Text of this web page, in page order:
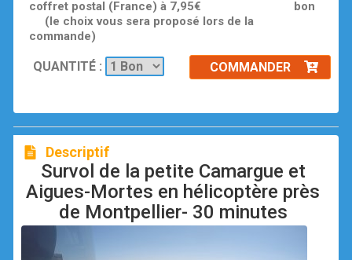
coffret postal (France) à 7,95€
(le choix vous sera proposé lors de la
commande)
bon
QUANTITÉ : COMMANDER
Descriptif
Survol de la petite Camargue et
Aigues-Mortes en hélicoptère près
de Montpellier- 30 minutes